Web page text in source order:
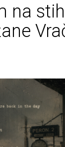
na stih